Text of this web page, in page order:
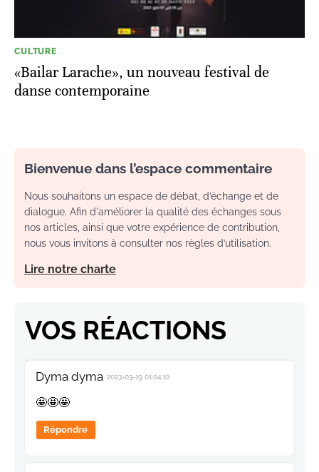
CULTURE
«Bailar Larache», un nouveau festival de
danse contemporaine
Bienvenue dans l’espace commentaire
Nous souhaitons un espace de débat, d’échange et de
dialogue. Afin d'améliorer la qualité des échanges sous
nos articles, ainsi que votre expérience de contribution,
nous vous invitons à consulter nos règles d’utilisation.
Lire notre charte
VOS RÉACTIONS
Dyma dyma 2023-03-19 01:04:10
🤩🤩🤩
Répondre